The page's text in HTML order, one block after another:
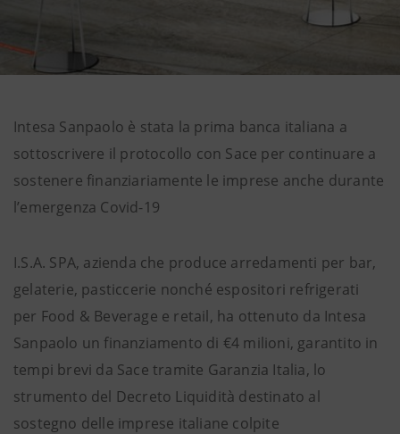
Intesa Sanpaolo è stata la prima banca italiana a
sottoscrivere il protocollo con Sace per continuare a
sostenere finanziariamente le imprese anche durante
l’emergenza Covid-19
I.S.A. SPA, azienda che produce arredamenti per bar,
gelaterie, pasticcerie nonché espositori refrigerati
per Food & Beverage e retail, ha ottenuto da Intesa
Sanpaolo un finanziamento di €4 milioni, garantito in
tempi brevi da Sace tramite Garanzia Italia, lo
strumento del Decreto Liquidità destinato al
sostegno delle imprese italiane colpite